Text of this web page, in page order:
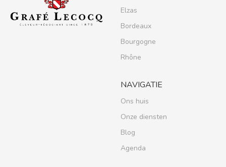
Elzas
Bordeaux
Bourgogne
Rhône
NAVIGATIE
Ons huis
Onze diensten
Blog
Agenda